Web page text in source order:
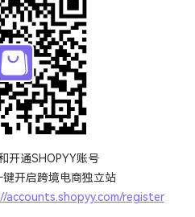
开通SHOPYY账号
键开启跨境电商独立站
accounts.shopyy.com/register